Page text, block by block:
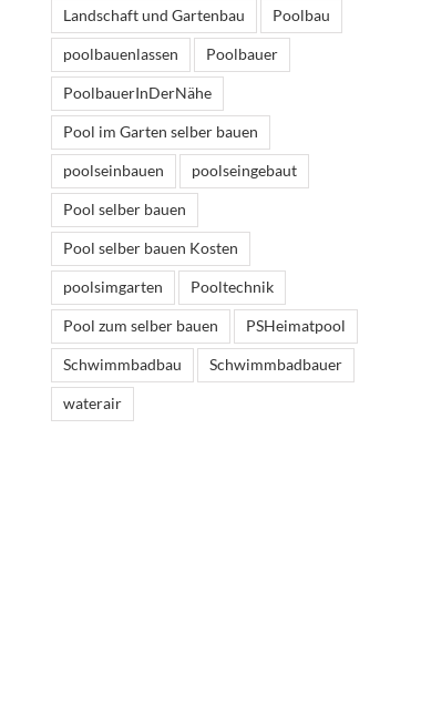
Landschaft und Gartenbau Poolbau
poolbauenlassen Poolbauer
PoolbauerInDerNähe
Pool im Garten selber bauen
poolseinbauen poolseingebaut
Pool selber bauen
Pool selber bauen Kosten
poolsimgarten Pooltechnik
Pool zum selber bauen PSHeimatpool
Schwimmbadbau Schwimmbadbauer
waterair